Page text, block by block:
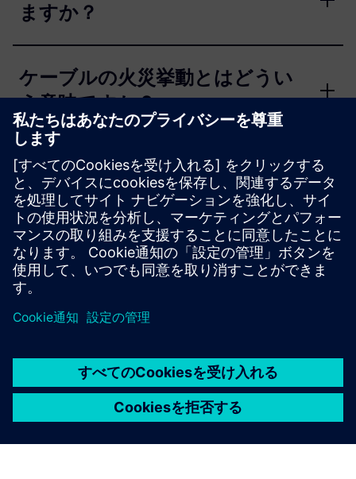
ますか？
ケーブルの火災挙動とはどうい
う意味ですか？
FastConnect製品にドキュメン
トが含まれていない場合、製品
情報を入手するにはどうすれば
いいですか？